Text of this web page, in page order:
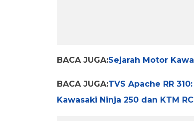
BACA JUGA:Sejarah Motor
BACA JUGA:TVS Apache RR
Kawasaki Ninja 250 dan KTM